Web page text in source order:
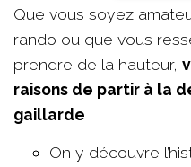
Que vous soyez
rando ou que vous
prendre de la hauteur,
raisons de partir à la
gaillarde :
On y découvre